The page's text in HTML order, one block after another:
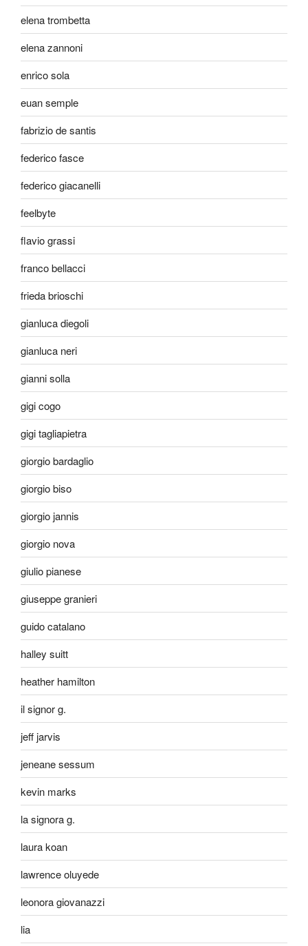
elena trombetta
elena zannoni
enrico sola
euan semple
fabrizio de santis
federico fasce
federico giacanelli
feelbyte
flavio grassi
franco bellacci
frieda brioschi
gianluca diegoli
gianluca neri
gianni solla
gigi cogo
gigi tagliapietra
giorgio bardaglio
giorgio biso
giorgio jannis
giorgio nova
giulio pianese
giuseppe granieri
guido catalano
halley suitt
heather hamilton
il signor g.
jeff jarvis
jeneane sessum
kevin marks
la signora g.
laura koan
lawrence oluyede
leonora giovanazzi
lia